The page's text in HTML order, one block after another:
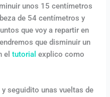
unos 15 centímetros
de 54 centímetros y
que voy a repartir en
que disminuir un
eltutorialexplico como
seguidito unas vueltas de